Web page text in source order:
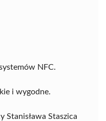
NFC.
i wygodne.
Stanisława Staszica